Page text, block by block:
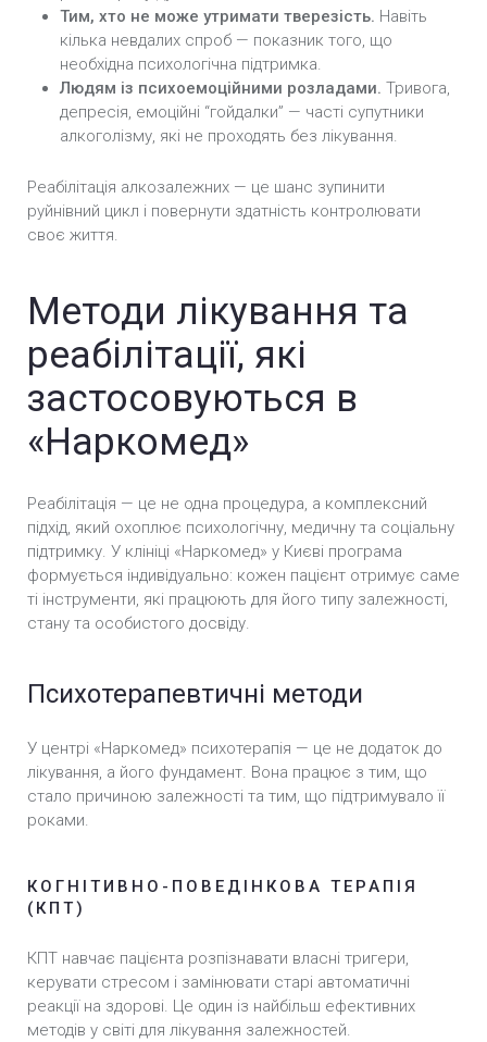
Тим, хто не може утримати тверезість. Навіть
кілька невдалих спроб — показник того, що
необхідна психологічна підтримка.
Людям із психоемоційними розладами. Тривога,
депресія, емоційні “гойдалки” — часті супутники
алкоголізму, які не проходять без лікування.
Реабілітація алкозалежних — це шанс зупинити
руйнівний цикл і повернути здатність контролювати
своє життя.
Методи лікування та
реабілітації, які
застосовуються в
«Наркомед»
Реабілітація — це не одна процедура, а комплексний
підхід, який охоплює психологічну, медичну та соціальну
підтримку. У клініці «Наркомед» у Києві програма
формується індивідуально: кожен пацієнт отримує саме
ті інструменти, які працюють для його типу залежності,
стану та особистого досвіду.
Психотерапевтичні методи
У центрі «Наркомед» психотерапія — це не додаток до
лікування, а його фундамент. Вона працює з тим, що
стало причиною залежності та тим, що підтримувало її
роками.
КОГНІТИВНО-ПОВЕДІНКОВА ТЕРАПІЯ
(КПТ)
КПТ навчає пацієнта розпізнавати власні тригери,
керувати стресом і замінювати старі автоматичні
реакції на здорові. Це один із найбільш ефективних
методів у світі для лікування залежностей.